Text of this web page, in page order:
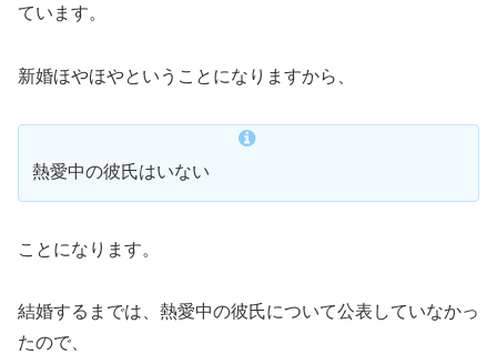
ています。
新婚ほやほやということになりますから、
熱愛中の彼氏はいない
ことになります。
結婚するまでは、熱愛中の彼氏について公表していなかっ
たので、